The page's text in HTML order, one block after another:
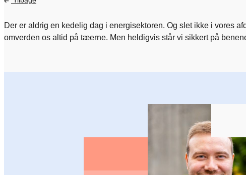
Der er aldrig en kedelig dag i energisektoren. Og slet ikke i vores
omverden os altid på tæerne. Men heldigvis står vi sikkert på